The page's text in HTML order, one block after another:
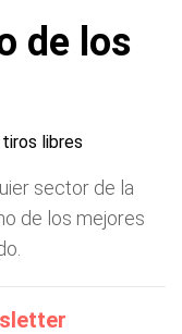
de los
sector de la
de los mejores